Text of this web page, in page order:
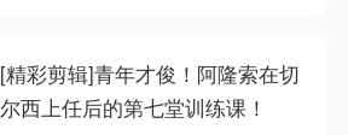
[精彩剪辑]青年才俊！阿隆索在切
尔西上任后的第七堂训练课！